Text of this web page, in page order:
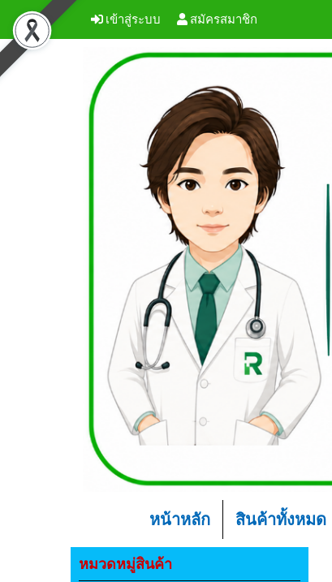
เข้าสู่ระบบ สมัครสมาชิก
หน้าหลัก สินค้าทั้งหมด
หมวดหมู่สินค้า